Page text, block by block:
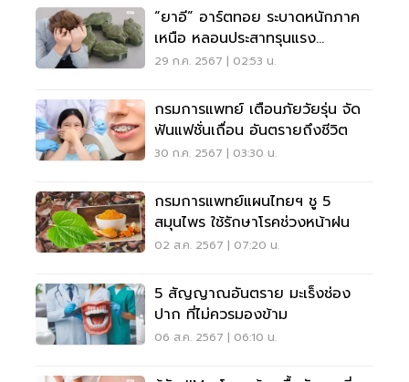
“ยาอี” อาร์ตทอย ระบาดหนักภาค
เหนือ หลอนประสาทรุนแรง
อันตรายถึงชีวิต
29 ก.ค. 2567 | 02:53 น.
กรมการแพทย์ เตือนภัยวัยรุ่น จัด
ฟันแฟชั่นเถื่อน อันตรายถึงชีวิต
30 ก.ค. 2567 | 03:30 น.
กรมการแพทย์แผนไทยฯ ชู 5
สมุนไพร ใช้รักษาโรคช่วงหน้าฝน
02 ส.ค. 2567 | 07:20 น.
5 สัญญาณอันตราย มะเร็งช่อง
ปาก ที่ไม่ควรมองข้าม
06 ส.ค. 2567 | 06:10 น.